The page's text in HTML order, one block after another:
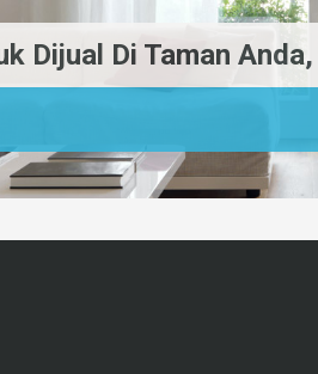
Dijual Di Taman